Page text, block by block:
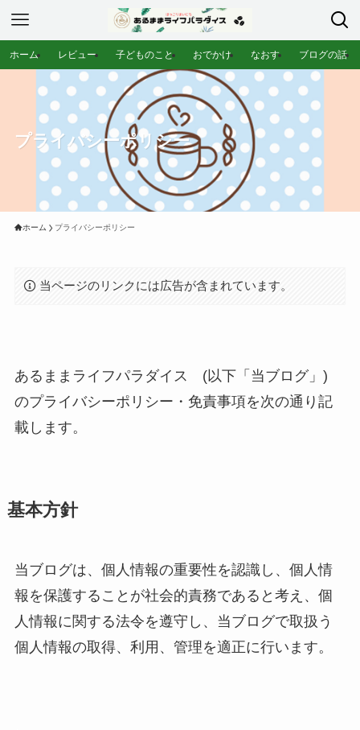
ホーム レビュー 子どものこと おでかけ なおす ブログの話
プライバシーポリシー
ホーム プライバシーポリシー
当ページのリンクには広告が含まれています。
あるままライフパラダイス (以下「当ブログ」)
のプライバシーポリシー・免責事項を次の通り記
載します。
基本方針
当ブログは、個人情報の重要性を認識し、個人情
報を保護することが社会的責務であると考え、個
人情報に関する法令を遵守し、当ブログで取扱う
個人情報の取得、利用、管理を適正に行います。